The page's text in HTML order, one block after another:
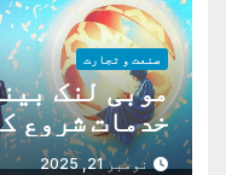
صنعت و تجارت
موبی لنک
خدمات شروع
ہے،
نومبر 21, 2025